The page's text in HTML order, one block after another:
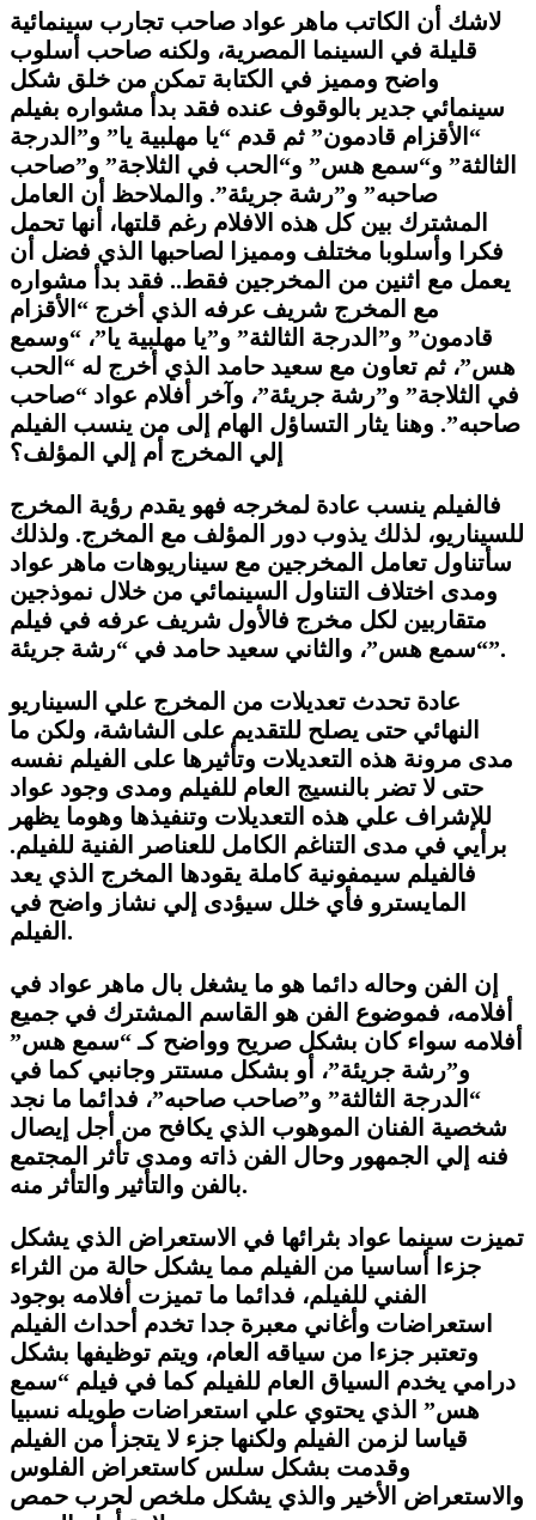
ﻻشك أن الكاتب ماهر عواد صاحب تجارب سينمائية
قليلة في السينما المصرية، ولكنه صاحب أسلوب
واضح ومميز في الكتابة تمكن من خلق شكل
سينمائي جدير بالوقوف عنده فقد بدأ مشواره بفيلم
“الأقزام قادمون” ثم قدم “يا مهلبية يا” و”الدرجة
الثالثة” و“سمع هس” و“الحب في الثلاجة” و”صاحب
صاحبه” و”رشة جريئة”. والملاحظ أن العامل
المشترك بين كل هذه الافلام رغم قلتها، أنها تحمل
فكرا وأسلوبا مختلف ومميزا لصاحبها الذي فضل أن
يعمل مع اثنين من المخرجين فقط.. فقد بدأ مشواره
مع المخرج شريف عرفه الذي أخرج “الأقزام
قادمون” و”الدرجة الثالثة” و”يا مهلبية يا”، “وسمع
هس”، ثم تعاون مع سعيد حامد الذي أخرج له “الحب
في الثلاجة” و”رشة جريئة”، وآخر أفلام عواد “صاحب
صاحبه”. وهنا يثار التساؤل الهام إلى من ينسب الفيلم
إلي المخرج أم إلي المؤلف؟
فالفيلم ينسب عادة لمخرجه فهو يقدم رؤية المخرج
للسيناريو، لذلك يذوب دور المؤلف مع المخرج. ولذلك
سأتناول تعامل المخرجين مع سيناريوهات ماهر عواد
ومدى اختلاف التناول السينمائي من خلال نموذجين
متقاربين لكل مخرج فالأول شريف عرفه في فيلم
“سمع هس”، والثاني سعيد حامد في “رشة جريئة”.
عادة تحدث تعديلات من المخرج علي السيناريو
النهائي حتى يصلح للتقديم على الشاشة، ولكن ما
مدى مرونة هذه التعديلات وتأثيرها على الفيلم نفسه
حتى لا تضر بالنسيج العام للفيلم ومدى وجود عواد
للإشراف علي هذه التعديلات وتنفيذها وهوما يظهر
برأيي في مدى التناغم الكامل للعناصر الفنية للفيلم.
فالفيلم سيمفونية كاملة يقودها المخرج الذي يعد
المايسترو فأي خلل سيؤدى إلي نشاز واضح في
الفيلم.
إن الفن وحاله دائما هو ما يشغل بال ماهر عواد في
أفلامه، فموضوع الفن هو القاسم المشترك في جميع
أفلامه سواء كان بشكل صريح وواضح كـ “سمع هس”
و”رشة جريئة”، أو بشكل مستتر وجانبي كما في
“الدرجة الثالثة” و”صاحب صاحبه”، فدائما ما نجد
شخصية الفنان الموهوب الذي يكافح من أجل إيصال
فنه إلي الجمهور وحال الفن ذاته ومدى تأثر المجتمع
بالفن والتأثير والتأثر منه.
تميزت سينما عواد بثرائها في الاستعراض الذي يشكل
جزءا أساسيا من الفيلم مما يشكل حالة من الثراء
الفني للفيلم، فدائما ما تميزت أفلامه بوجود
استعراضات وأغاني معبرة جدا تخدم أحداث الفيلم
وتعتبر جزءا من سياقه العام، ويتم توظيفها بشكل
درامي يخدم السياق العام للفيلم كما في فيلم “سمع
هس” الذي يحتوي علي استعراضات طويله نسبيا
قياسا لزمن الفيلم ولكنها جزء لا يتجزأ من الفيلم
وقدمت بشكل سلس كاستعراض الفلوس
والاستعراض الأخير والذي يشكل ملخص لحرب حمص